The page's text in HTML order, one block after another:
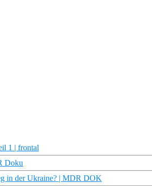
1 | frontal
Doku
in der Ukraine? | MDR DOK